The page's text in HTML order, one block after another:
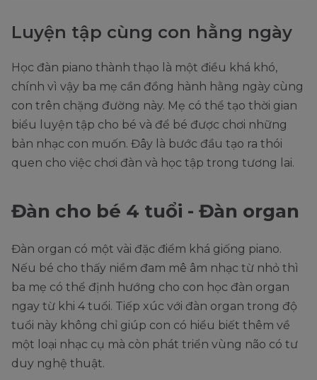
Luyện tập cùng con hằng ngày
Học đàn piano thành thạo là một điều khá khó,
chính vì vậy ba mẹ cần đồng hành hằng ngày cùng
con trên chặng đường này. Mẹ có thể tạo thời gian
biểu luyện tập cho bé và để bé được chơi những
bản nhạc con muốn. Đây là bước đầu tạo ra thói
quen cho việc chơi đàn và học tập trong tương lai.
Đàn cho bé 4 tuổi - Đàn organ
Đàn organ có một vài đặc điểm khá giống piano.
Nếu bé cho thấy niềm đam mê âm nhạc từ nhỏ thì
ba mẹ có thể định hướng cho con học đàn organ
ngay từ khi 4 tuổi. Tiếp xúc với đàn organ trong độ
tuổi này không chỉ giúp con có hiểu biết thêm về
một loại nhạc cụ mà còn phát triển vùng não có tư
duy nghệ thuật.